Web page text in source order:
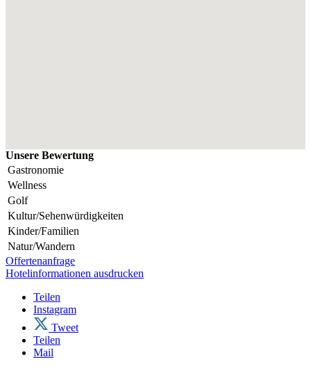
Unsere Bewertung
Gastronomie
Wellness
Golf
Kultur/Sehenwürdigkeiten
Kinder/Familien
Natur/Wandern
Offertenanfrage
Hotelinformationen ausdrucken
Teilen
Instagram
Tweet
Teilen
Mail